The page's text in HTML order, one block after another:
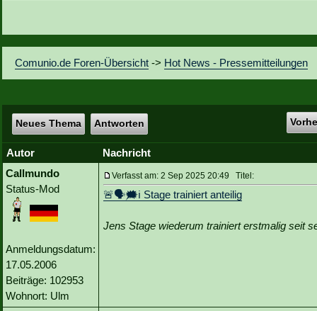
Vereinsfragen
Comunio.de Foren-Übersicht -> Hot News - Pressemitteilungen
Neues Thema Antworten
Autor
Nachricht
Callmundo
Status-Mod
Anmeldungsdatum:
17.05.2006
Beiträge: 102953
Wohnort: Ulm
Verfasst am: 2 Sep 2025 20:49 Titel:
🚨🗣🗯️ℹ️ Stage trainiert anteilig
Jens Stage wiederum trainiert erstmalig seit